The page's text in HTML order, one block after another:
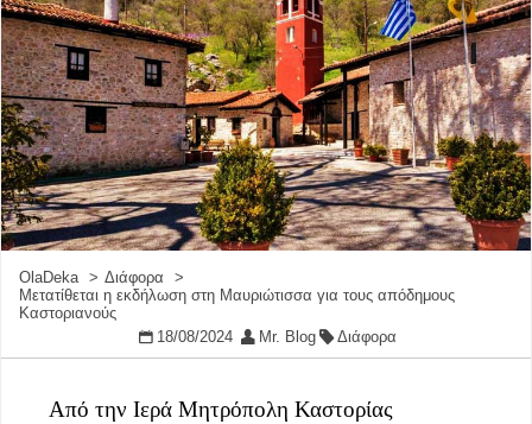
OlaDeka
Διάφορα
Μετατίθεται η εκδήλωση στη Μαυριώτισσα για τους απόδημους
Καστοριανούς
18/08/2024
Mr. Blog Διάφορα
Από την Ιερά Μητρόπολη Καστορίας